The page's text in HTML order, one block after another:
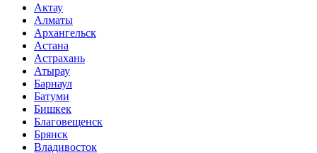
Актау
Алматы
Архангельск
Астана
Астрахань
Атырау
Барнаул
Батуми
Бишкек
Благовещенск
Брянск
Владивосток